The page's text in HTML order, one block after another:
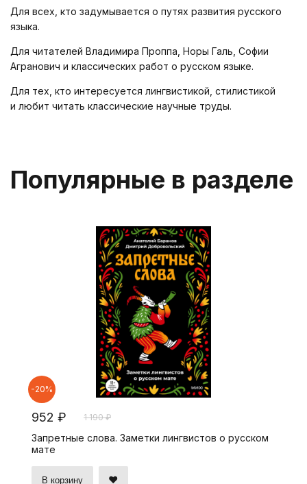
Для всех, кто задумывается о путях развития русского
языка.
Для читателей Владимира Проппа, Норы Галь, Софии
Агранович и классических работ о русском языке.
Для тех, кто интересуется лингвистикой, стилистикой
и любит читать классические научные труды.
Популярные в разделе
-20%
952 ₽ 1 190 ₽
Запретные слова. Заметки лингвистов о русском
мате
В корзину